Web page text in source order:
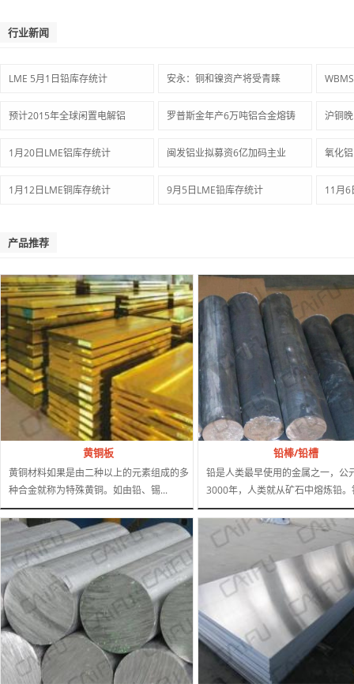
行业新闻
LME 5月1日铅库存统计 安永：铜和镍资产将受青睐
预计2015年全球闲置电解铝 罗普斯金年产6万吨铝合金熔铸 沪铜
1月20日LME铝库存统计 闽发铝业拟募资6亿加码主业 氧化
1月12日LME铜库存统计 9月5日LME铅库存统计 11月6
产品推荐
黄铜板
黄铜材料如果是由二种以上的元素组成的多
种合金就称为特殊黄铜。如由铅、锡...
铅棒/铅槽
铅是人类最早使用的金属之一，公
3000年，人类就从矿石中熔炼铅。